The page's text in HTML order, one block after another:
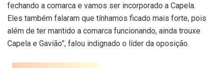
fechando a comarca e vamos ser incorporado a Capela.
Eles também falaram que tínhamos ficado mais forte, pois
além de ter mantido a comarca funcionando, ainda trouxe
Capela e Gavião”, falou indignado o líder da oposição.